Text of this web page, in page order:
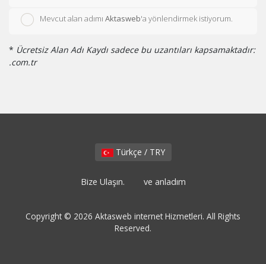
Mevcut alan adımı Aktasweb'a yönlendirmek istiyorum.
* Ücretsiz Alan Adı Kaydı sadece bu uzantıları kapsamaktadır:
.com.tr
Türkçe / TRY
Bize Ulaşın. ve anladım
Copyright © 2026 Aktasweb internet Hizmetleri. All Rights
Reserved.